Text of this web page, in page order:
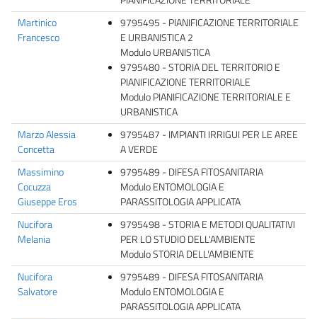
Martinico
Francesco
9795495 - PIANIFICAZIONE TERRITORIALE
E URBANISTICA 2
Modulo URBANISTICA
9795480 - STORIA DEL TERRITORIO E
PIANIFICAZIONE TERRITORIALE
Modulo PIANIFICAZIONE TERRITORIALE E
URBANISTICA
Marzo Alessia
Concetta
9795487 - IMPIANTI IRRIGUI PER LE AREE
A VERDE
Massimino
Cocuzza
Giuseppe Eros
9795489 - DIFESA FITOSANITARIA
Modulo ENTOMOLOGIA E
PARASSITOLOGIA APPLICATA
Nucifora
Melania
9795498 - STORIA E METODI QUALITATIVI
PER LO STUDIO DELL'AMBIENTE
Modulo STORIA DELL'AMBIENTE
Nucifora
Salvatore
9795489 - DIFESA FITOSANITARIA
Modulo ENTOMOLOGIA E
PARASSITOLOGIA APPLICATA